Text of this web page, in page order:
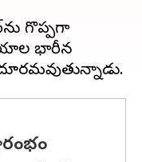
గొప్పగా
భారీన